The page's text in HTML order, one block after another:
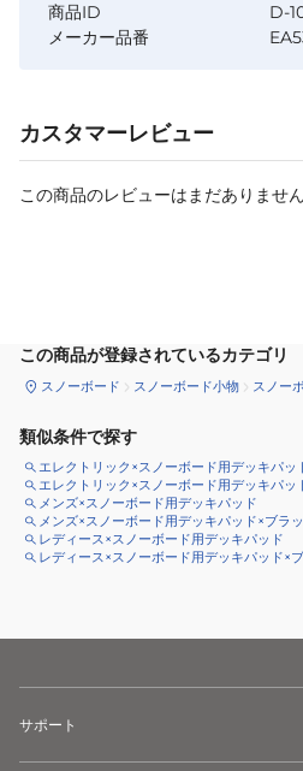
商品ID
D-
メーカー品番
カスタマーレビュー
この商品のレビューはまだありません
この商品が登録されているカテゴリ
スノーボード スノーボード小物 スノー
類似条件で探す
エレクトリック×スノーボード用デッキパッ
エレクトリック×スノーボード用デッキパッ
メンズ×スノーボード用デッキパッド
メンズ×スノーボード用デッキパッド×ブラ
レディース×スノーボード用デッキパッド
レディース×スノーボード用デッキパッド×
サポート